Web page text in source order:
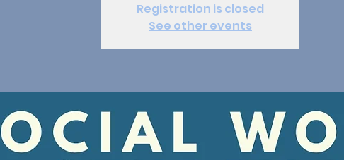
Registration is closed
See other events